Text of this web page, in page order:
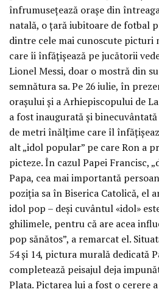
înfrumusețează orașe din
natală, o țară iubitoare de fotbal
dintre cele mai cunoscute picturi
care îi înfățișează pe jucătorii
Lionel Messi, doar o mostră din
semnătura sa. Pe 26 iulie, în
orașului și a Arhiepiscopului de
a fost inaugurată și
de metri înălțime care îl
alt „idol popular” pe care Ron a
picteze. În cazul Papei Francisc,
Papa, cea mai importantă
poziția sa în Biserica Catolică, el
idol pop – deși cuvântul «idol»
ghilimele, pentru că are acea
pop sănătos”, a remarcat el.
54 și 14, pictura murală dedicată
completează peisajul deja
Plata. Pictarea lui a fost o cerere